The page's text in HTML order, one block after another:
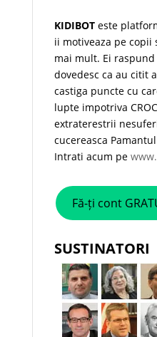
KIDIBOT este
ii motiveaza pe copii
mai mult. Ei
dovedesc ca au citit
castiga puncte cu
lupte impotriva
extraterestrii
cucereasca
Intrati acum pe
Fă-ți cont
SUSTINATORI